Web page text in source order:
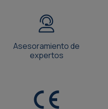
Asesoramiento de
expertos